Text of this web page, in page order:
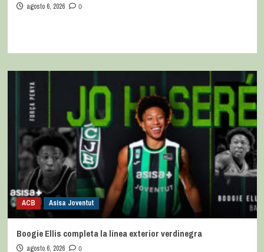
agosto 6, 2026 0
ACB Asisa Joventut
Boogie Ellis completa la línea exterior verdinegra
agosto 6, 2026 0